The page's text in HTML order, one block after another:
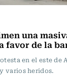
una
favor de la
en el este de
varios heridos.